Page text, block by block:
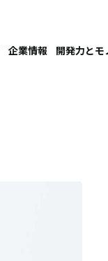
企業情報 開発力とモ